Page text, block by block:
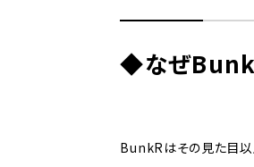
◆なぜ
BunkRはその見た目以